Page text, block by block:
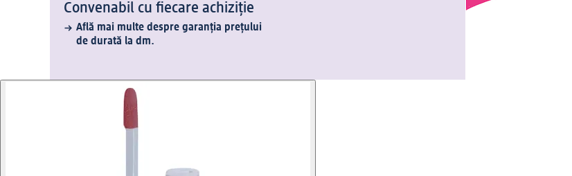
Convenabil cu fiecare achiziție
Află mai multe despre garanția prețului
de durată la dm.